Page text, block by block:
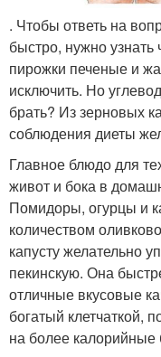
. Чтобы ответь на
быстро, нужно узнать
пирожки печеные и
исключить. Но
брать? Из зерновых
соблюдения диеты
Главное блюдо для
живот и бока в
Помидоры, огурцы и
количеством
капусту желательно
пекинскую. Она
отличные вкусовые
богатый клетчаткой,
на более калорийные